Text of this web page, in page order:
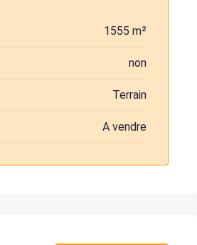
1555 m²
non
Terrain
A vendre